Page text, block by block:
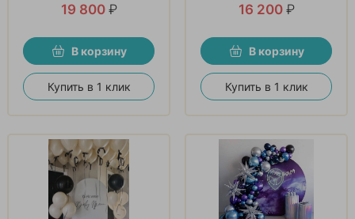
19 800 ₽
В корзину
Купить в 1 клик
16 200 ₽
В корзину
Купить в 1 клик